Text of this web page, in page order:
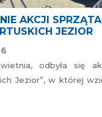
AKCJI
JEZIOR
odbyła się
Jezior”, w której